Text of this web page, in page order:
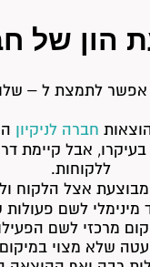
של
לתמצת ל –
חברה לניקיון
בעיקרו, אבל קיימת
ללקוחות.
אצל הלקוח
לשם פעולות
מרכזי לשם
שלא מצוי